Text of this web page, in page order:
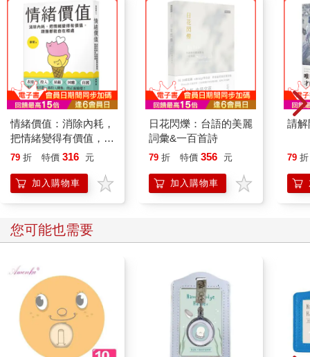
情緒價值：消除內耗，
把情緒變得有價值，跟
誰都能自在相處
79 折 特價 316 元
加入購物車
日花閃爍：台語的美麗
詞彙&一百首詩
79 折 特價 356 元
加入購物車
請解
79 折
您可能也需要